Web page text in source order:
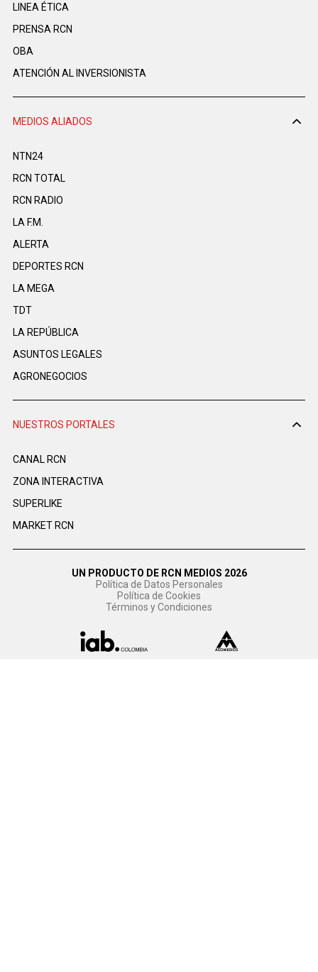
LINEA ÉTICA
PRENSA RCN
OBA
ATENCIÓN AL INVERSIONISTA
MEDIOS ALIADOS
NTN24
RCN TOTAL
RCN RADIO
LA F.M.
ALERTA
DEPORTES RCN
LA MEGA
TDT
LA REPÚBLICA
ASUNTOS LEGALES
AGRONEGOCIOS
NUESTROS PORTALES
CANAL RCN
ZONA INTERACTIVA
SUPERLIKE
MARKET RCN
UN PRODUCTO DE RCN MEDIOS 2026
Política de Datos Personales
Política de Cookies
Términos y Condiciones